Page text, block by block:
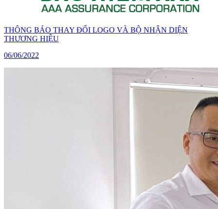
THÔNG BÁO THAY ĐỔI LOGO VÀ BỘ NHẬN DIỆN
THƯƠNG HIỆU
06/06/2022